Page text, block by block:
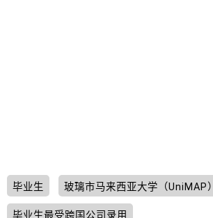
毕业生 玻璃市马来西亚大学（UniMAP）